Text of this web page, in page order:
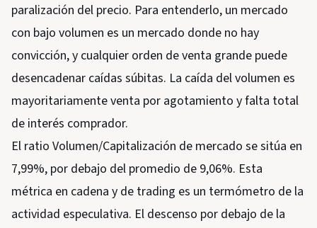
paralización del precio. Para entenderlo, un mercado
con bajo volumen es un mercado donde no hay
convicción, y cualquier orden de venta grande puede
desencadenar caídas súbitas. La caída del volumen es
mayoritariamente venta por agotamiento y falta total
de interés comprador.
El ratio Volumen/Capitalización de mercado se sitúa en
7,99%, por debajo del promedio de 9,06%. Esta
métrica en cadena y de trading es un termómetro de la
actividad especulativa. El descenso por debajo de la